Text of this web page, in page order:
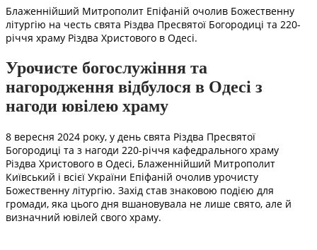
Блаженнійший Митрополит Епіфаній очолив Божественну
літургію на честь свята Різдва Пресвятої Богородиці та 220-
річчя храму Різдва Христового в Одесі.
Урочисте богослужіння та
нагородження відбулося в Одесі з
нагоди ювілею храму
8 вересня 2024 року, у день свята Різдва Пресвятої
Богородиці та з нагоди 220-річчя кафедрального храму
Різдва Христового в Одесі, Блаженнійший Митрополит
Київський і всієї України Епіфаній очолив урочисту
Божественну літургію. Захід став знаковою подією для
громади, яка цього дня вшановувала не лише свято, але й
визначний ювілей свого храму.